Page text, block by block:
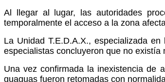
Al llegar al lugar, las autoridades
temporalmente el acceso a la zona
La Unidad T.E.D.A.X., especializada
especialistas concluyeron que no
Una vez confirmada la inexistencia de
guaguas fueron retomadas con